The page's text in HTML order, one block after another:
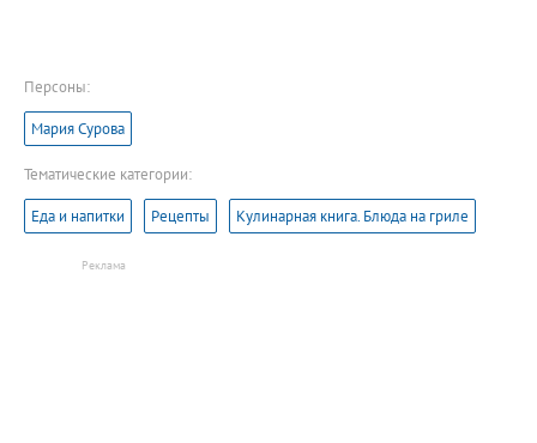
Персоны:
Мария Сурова
Тематические категории:
Еда и напитки Рецепты Кулинарная книга. Блюда на гриле